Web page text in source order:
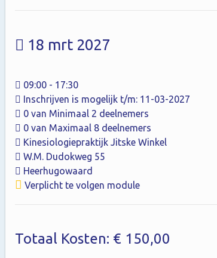
18 mrt 2027
09:00 - 17:30
Inschrijven is mogelijk t/m: 11-03-2027
0 van Minimaal 2 deelnemers
0 van Maximaal 8 deelnemers
Kinesiologiepraktijk Jitske Winkel
W.M. Dudokweg 55
Heerhugowaard
Verplicht te volgen module
Totaal Kosten: € 150,00